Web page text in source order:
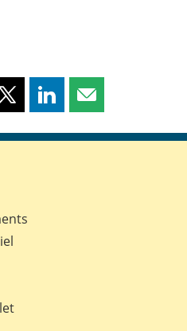
Partager
page
Partager
page
Partager
page